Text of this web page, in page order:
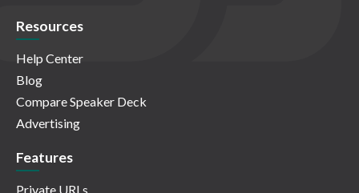
Resources
Help Center
Blog
Compare Speaker Deck
Advertising
Features
Private URLs